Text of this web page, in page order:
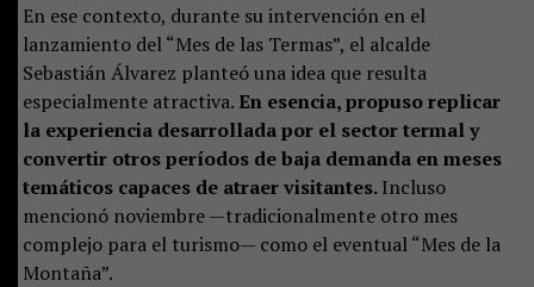
En ese contexto, durante su intervención en el
lanzamiento del “Mes de las Termas”, el alcalde
Sebastián Álvarez planteó una idea que resulta
especialmente atractiva. En esencia, propuso replicar
la experiencia desarrollada por el sector termal y
convertir otros períodos de baja demanda en meses
temáticos capaces de atraer visitantes.Incluso
mencionó noviembre —tradicionalmente otro mes
complejo para el turismo— como el eventual “Mes de la
Montaña”.